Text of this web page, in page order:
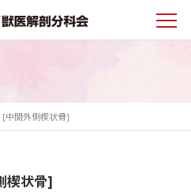
中間外側楔状骨]
楔状骨]